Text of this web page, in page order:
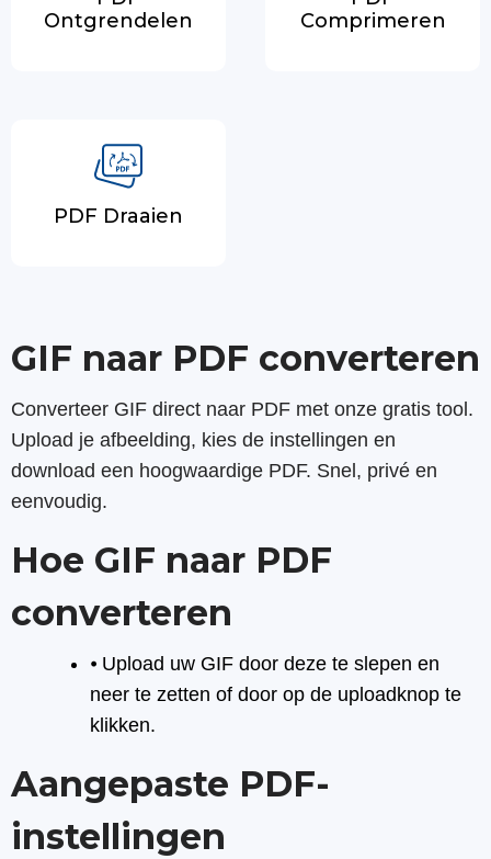
Ontgrendelen
Comprimeren
PDF Draaien
GIF naar PDF converteren
Converteer GIF direct naar PDF met onze gratis tool.
Upload je afbeelding, kies de instellingen en
download een hoogwaardige PDF. Snel, privé en
eenvoudig.
Hoe GIF naar PDF
converteren
⦁ Upload uw GIF door deze te slepen en
neer te zetten of door op de uploadknop te
klikken.
Aangepaste PDF-
instellingen